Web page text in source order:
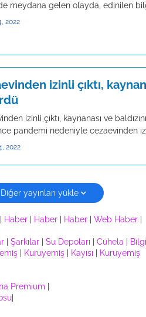
meydana gelen olayda, edinilen
2022
izinli çıktı,
izinli çıktı, kaynanası ve
pandemi nedeniyle cezaevinden
2022
Diğer yayınları yükle
Haber Haber Haber Web Haber
Şarkılar Su Depoları Cühela Bilgi
Kuruyemiş Kayısı
Kuruyemiş
Premium